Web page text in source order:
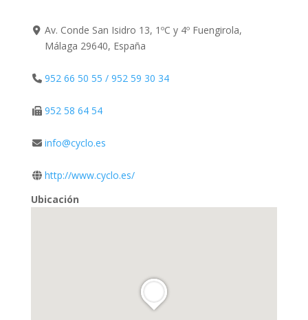
Av. Conde San Isidro 13, 1ºC y 4º Fuengirola,
Málaga 29640, España
952 66 50 55 / 952 59 30 34
952 58 64 54
info@cyclo.es
http://www.cyclo.es/
Ubicación